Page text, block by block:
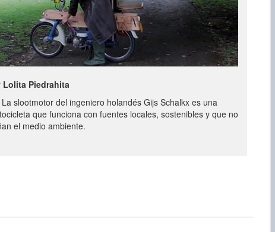
Lolita Piedrahita
slootmotor del ingeniero holandés Gijs Schalkx es una
que funciona con fuentes locales, sostenibles y que no
el medio ambiente.